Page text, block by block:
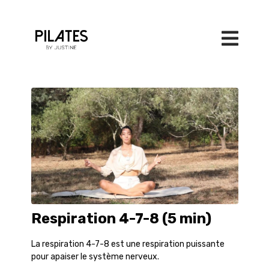
Respiration 4-7-8 (5 min)
La respiration 4-7-8 est une respiration puissante
pour apaiser le système nerveux.